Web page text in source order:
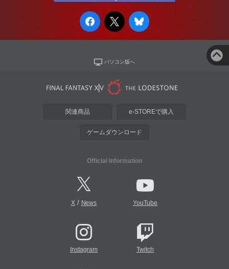
パソコン版へ
関連商品 e-STOREで購入
ゲームダウンロード
Official Information
X/ News YouTube
Instagram Twitch